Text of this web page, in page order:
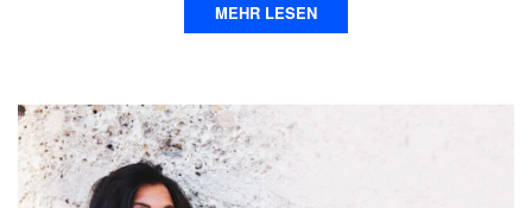
MEHR LESEN